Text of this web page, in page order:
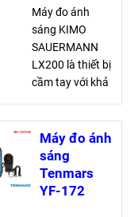
Máy đo ánh
sáng KIMO
SAUERMANN
LX200 là thiết bị
cầm tay với khả
200,000 Lux, kết
nối máy tính tiện
lợi và phần mềm
LLX200 đi kèm,
đảm bảo tiêu
Máy đo ánh
sáng
Tenmars
YF-172